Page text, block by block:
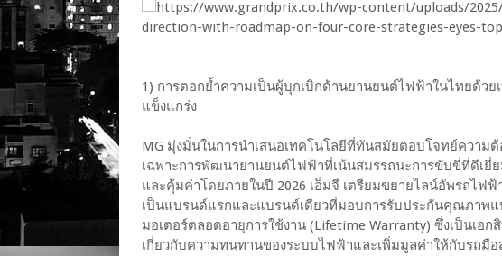
1) การตอกย้ำความเป็นผู้บุกเบิกด้านยานยนต์ไฟฟ้าในไทยด้ว
แข็งแกร่ง
MG มุ่งมั่นในการนำเสนอเทคโนโลยีที่ทันสมัยตอบโจทย์ความ
เฉพาะการพัฒนายานยนต์ไฟฟ้าที่เน้นสมรรถนะการขับขี่ที่ดีเ
และคุ้มค่าโดยภายในปี 2026 เอ็มจี เตรียมขยายไลน์อัพรถไฟฟ้
เป็นแบรนด์แรกและแบรนด์เดียวที่มอบการรับประกันคุณภาพ
มอเตอร์ตลอดอายุการใช้งาน (Lifetime Warranty) ซึ่งเป็นเอ
เกี่ยวกับความทนทานของระบบไฟฟ้าและเพิ่มมูลค่าให้กับรถมื